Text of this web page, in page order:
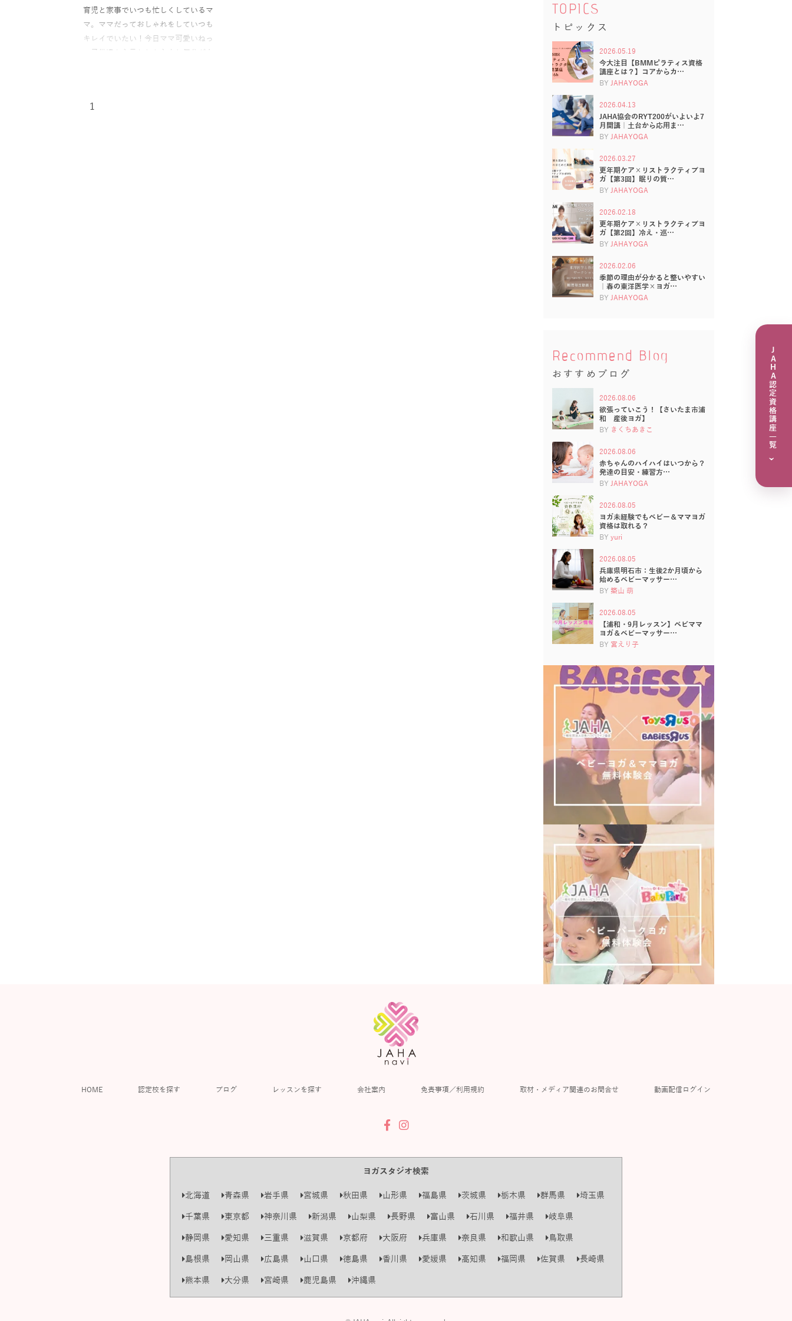
育児と家事でいつも忙しくしているマ
マ。ママだっておしゃれをしていつも
キレイでいたい！今日ママ可愛いねっ
て子供達から言われたら少し気分が上
1
TOPICS
トピックス
2026.05.19
今大注目【BMMピラティス資格
講座とは？】コアからカ…
BY JAHAYOGA
2026.04.13
JAHA協会のRYT200がいよいよ7
月開講｜土台から応用ま…
BY JAHAYOGA
2026.03.27
更年期ケア×リストラクティブヨ
ガ【第3回】眠りの質…
BY JAHAYOGA
2026.02.18
更年期ケア×リストラクティブヨ
ガ【第2回】冷え・巡…
BY JAHAYOGA
2026.02.06
季節の理由が分かると整いやすい
｜春の東洋医学×ヨガ…
BY JAHAYOGA
Recommend Blog
おすすめブログ
2026.08.06
欲張っていこう！【さいたま市浦
和 産後ヨガ】
BY きくちあきこ
2026.08.06
赤ちゃんのハイハイはいつから？
発達の目安・練習方…
BY JAHAYOGA
2026.08.05
ヨガ未経験でもベビー＆ママヨガ
資格は取れる？
BY yuri
2026.08.05
兵庫県明石市：生後2か月頃から
始めるベビーマッサー…
BY 築山 萌
2026.08.05
【浦和・9月レッスン】ベビママ
ヨガ＆ベビーマッサー…
BY 宮えり子
HOME 認定校を探す ブログ レッスンを探す 会社案内 免責事項／利用規約 取材・メディア関連のお問合せ 動画配信ログイン
ヨガスタジオ検索
北海道 青森県 岩手県 宮城県 秋田県 山形県 福島県 茨城県 栃木県 群馬県
埼玉県
千葉県
東京都 神奈川県 新潟県 山梨県 長野県 富山県 石川県 福井県
岐阜県
静岡県
愛知県 三重県 滋賀県 京都府 大阪府 兵庫県 奈良県 和歌山県
鳥取県
島根県
岡山県 広島県 山口県 徳島県 香川県 愛媛県 高知県 福岡県 佐賀県
長崎県
熊本県
大分県 宮崎県 鹿児島県 沖縄県
JAHA認定資格講座一覧
›